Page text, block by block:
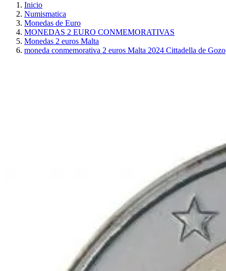
Inicio
Numismatica
Monedas de Euro
MONEDAS 2 EURO CONMEMORATIVAS
Monedas 2 euros Malta
moneda conmemorativa 2 euros Malta 2024 Cittadella de Gozo